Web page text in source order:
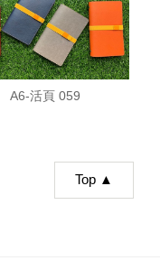
A6-活頁 059
Top ▲